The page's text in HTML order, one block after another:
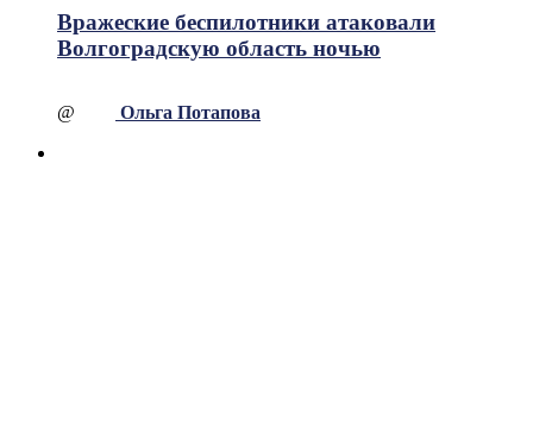
Вражеские беспилотники атаковали
Волгоградскую область ночью
@ Ольга Потапова